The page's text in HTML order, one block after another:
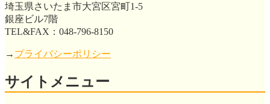
埼玉県さいたま市大宮区宮町1-5
銀座ビル7階
TEL&FAX：048-796-8150
→ プライバシーポリシー
サイトメニュー